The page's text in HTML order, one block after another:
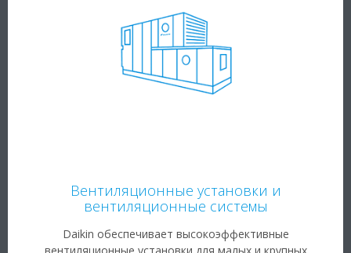
Вентиляционные установки и
вентиляционные системы
Daikin обеспечивает высокоэффективные
вентиляционные установки для малых и крупных